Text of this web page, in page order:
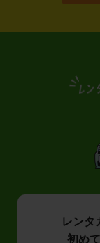
レンタ
初め